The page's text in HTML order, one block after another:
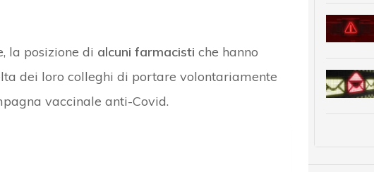
la posizione di alcuni farmacisti che hanno
dei loro colleghi di portare volontariamente
vaccinale anti-Covid.